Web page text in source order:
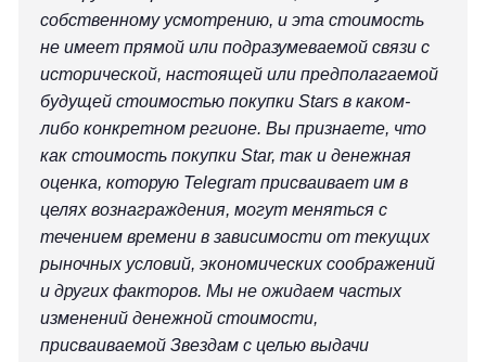
собственному усмотрению, и эта стоимость
не имеет прямой или подразумеваемой связи с
исторической, настоящей или предполагаемой
будущей стоимостью покупки Stars в каком-
либо конкретном регионе. Вы признаете, что
как стоимость покупки Star, так и денежная
оценка, которую Telegram присваивает им в
целях вознаграждения, могут меняться с
течением времени в зависимости от текущих
рыночных условий, экономических соображений
и других факторов. Мы не ожидаем частых
изменений денежной стоимости,
присваиваемой Звездам с целью выдачи